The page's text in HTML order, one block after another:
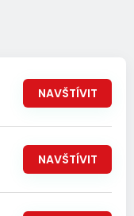
NAVŠTÍVIT
NAVŠTÍVIT